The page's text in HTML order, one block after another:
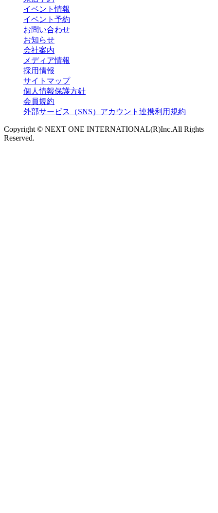
イベント情報
イベント予約
お問い合わせ
お知らせ
会社案内
メディア情報
採用情報
サイトマップ
個人情報保護方針
会員規約
外部サービス（SNS）アカウント連携利用規約
Copyright © NEXT ONE INTERNATIONAL(R)Inc.All Rights
Reserved.